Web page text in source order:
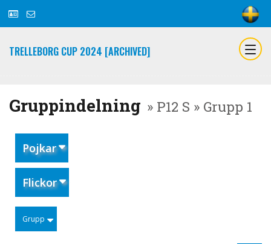
TRELLEBORG CUP 2024 [ARCHIVED]
Gruppindelning » P12 S » Grupp 1
Pojkar
Flickor
Grupp